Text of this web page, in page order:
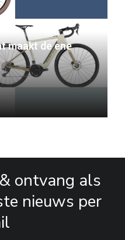
maakt de ene
ontvang als
nieuws per